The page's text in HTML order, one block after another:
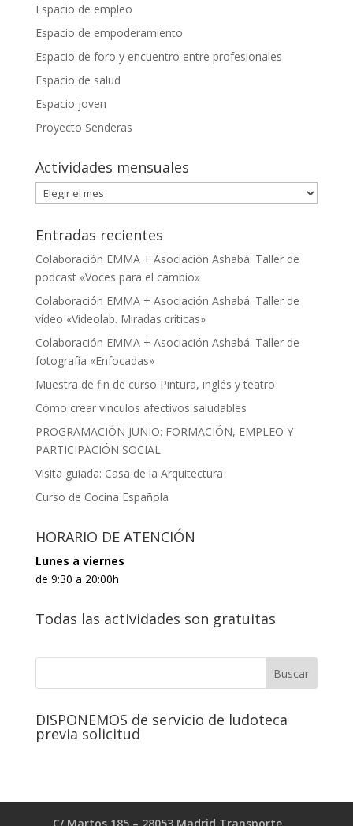
Espacio de empleo
Espacio de empoderamiento
Espacio de foro y encuentro entre profesionales
Espacio de salud
Espacio joven
Proyecto Senderas
Actividades mensuales
Actividades
mensuales
Entradas recientes
Colaboración EMMA + Asociación Ashabá: Taller de
podcast «Voces para el cambio»
Colaboración EMMA + Asociación Ashabá: Taller de
vídeo «Videolab. Miradas críticas»
Colaboración EMMA + Asociación Ashabá: Taller de
fotografía «Enfocadas»
Muestra de fin de curso Pintura, inglés y teatro
Cómo crear vínculos afectivos saludables
PROGRAMACIÓN JUNIO: FORMACIÓN, EMPLEO Y
PARTICIPACIÓN SOCIAL
Visita guiada: Casa de la Arquitectura
Curso de Cocina Española
HORARIO DE ATENCIÓN
Lunes a viernes
de 9:30 a 20:00h
Todas las actividades son gratuitas
DISPONEMOS de servicio de ludoteca
previa solicitud